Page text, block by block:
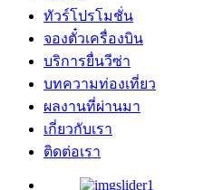
ทัวร์โปรโมชั่น
จองตั๋วเครื่องบิน
บริการยื่นวีซ่า
บทความท่องเที่ยว
ผลงานที่ผ่านมา
เกี่ยวกับเรา
ติดต่อเรา